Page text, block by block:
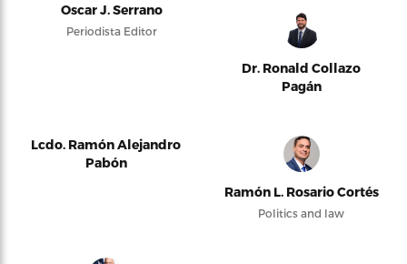
Oscar J. Serrano
Periodista Editor
Dr. Ronald Collazo
Pagán
Lcdo. Ramón Alejandro
Pabón
Ramón L. Rosario Cortés
Politics and law